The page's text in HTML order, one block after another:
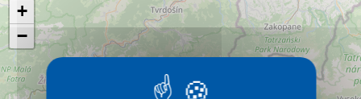
Skupiny a konference
Novinky
Atrakce
+
−